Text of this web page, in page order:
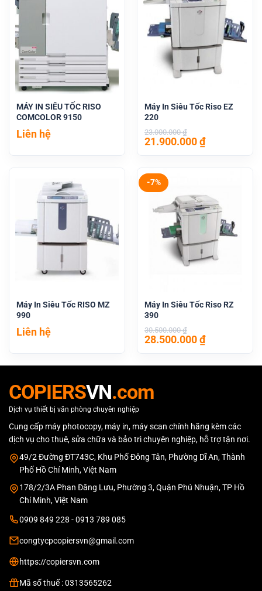
MÁY IN SIÊU TỐC RISO
COMCOLOR 9150
Liên hệ
Máy In Siêu Tốc Riso EZ
220
23.000.000₫
Giá
23.000.000 ₫.
21.900.000₫Giá
hiện
Máy In Siêu Tốc RISO MZ
990
Liên hệ
-7%
Máy In Siêu Tốc Riso RZ
390
30.500.000₫
Giá
28.500.000₫Giá
hiện
COPIERSVN.com
Dịch vụ thiết bị văn phòng chuyên nghiệp
Cung cấp máy photocopy, máy in, máy scan chính hãng kèm các
dịch vụ cho thuê, sửa chữa và bảo trì chuyên nghiệp, hỗ trợ tận nơi.
49/2 Đường ĐT743C, Khu Phố Đông Tân, Phường Dĩ An, Thành
Phố Hồ Chí Minh, Việt Nam
178/2/3A Phan Đăng Lưu, Phường 3, Quận Phú Nhuận, TP Hồ
Chí Minh, Việt Nam
0909 849 228 - 0913 789 085
congtycpcopiersvn@gmail.com
https://copiersvn.com
Mã số thuế : 0313565262